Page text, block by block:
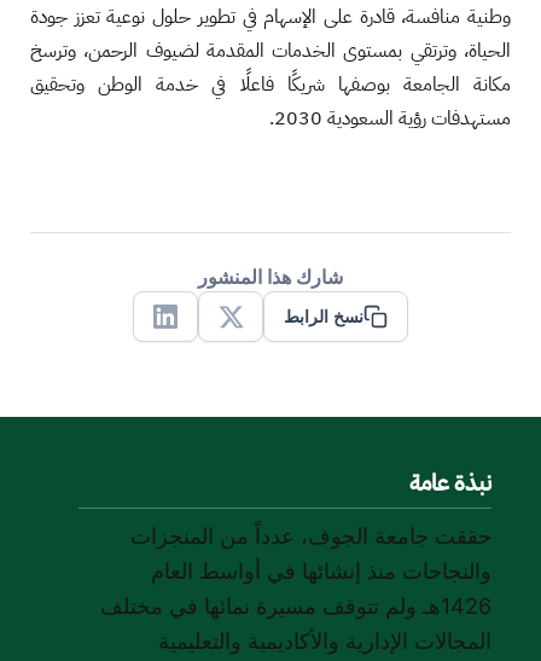
وطنية منافسة، قادرة على الإسهام في تطوير حلول نوعية تعزز جودة
الحياة، وترتقي بمستوى الخدمات المقدمة لضيوف الرحمن، وترسخ
مكانة الجامعة بوصفها شريكًا فاعلًا في خدمة الوطن وتحقيق
مستهدفات رؤية السعودية 2030.
شارك هذا المنشور
نسخ الرابط
X
Linkedin
نبذة عامة
حققت جامعة الجوف، عدداً من المنجزات
والنجاحات منذ إنشائها في أواسط العام
1426هـ ولم تتوقف مسيرة نمائها في مختلف
المجالات الإدارية والأكاديمية والتعليمية